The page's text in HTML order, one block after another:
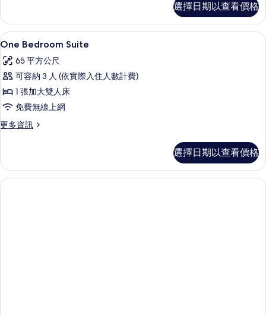
相
片
室
套
房
詳
情
選擇日期以查看價格
顯
示
One
Bedroom
Suite
的
所
片
義大利 Frette 床單、高級寢具、羽絨
6
One Bedroom Suite
65 平方公尺
可容納 3 人 (依實際入住人數計費)
1 張加大雙人床
免費無線上網
更多資訊
更
Suite
的
詳
選擇日期以查看價格